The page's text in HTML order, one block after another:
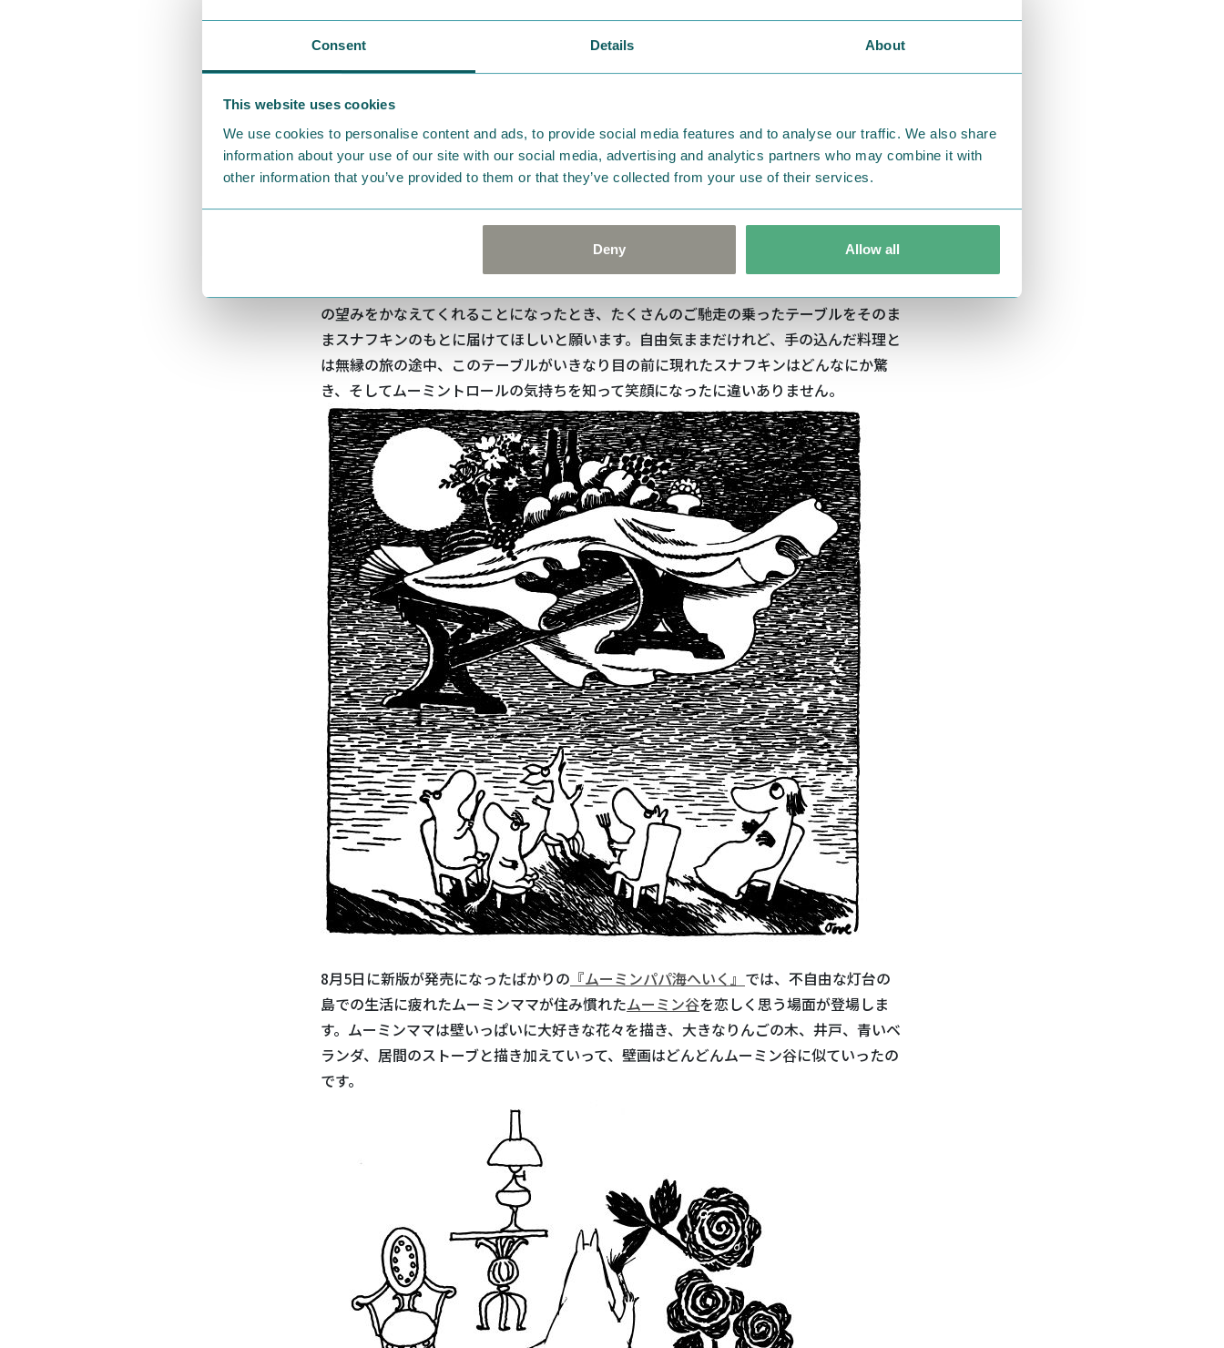
Consent Details About
This website uses cookies
We use cookies to personalise content and ads, to provide social media features and to analyse our traffic. We also share
information about your use of our site with our social media, advertising and analytics partners who may combine it with
other information that you’ve provided to them or that they’ve collected from your use of their services.
Deny Allow all
がしっかりとハグし合っています。ソーシャルディスタンスの真逆をいくポーズですが、
実際に会って抱きしめあうことができなくても、遠く離れていても、心の距離はこの絵の
ようにぎゅっと近づけることができると思うのです。
ムーミンの物語の多くは、離ればなれの者たちが思い合い、やがて喜びの再会／出会いを
果たすまでのお話ともいえます。いくつか例を挙げてご紹介しましょう。
としてご紹介した
の望みをかなえてくれることになったとき、たくさんのご馳走の乗ったテーブルをそのま
まスナフキンのもとに届けてほしいと願います。自由気ままだけれど、手の込んだ料理と
は無縁の旅の途中、このテーブルがいきなり目の前に現れたスナフキンはどんなにか驚
き、そしてムーミントロールの気持ちを知って笑顔になったに違いありません。
8月5日に新版が発売になったばかりの 『ムーミンパパ海へいく』 では、不自由な灯台の
島での生活に疲れたムーミンママが住み慣れたムーミン谷を恋しく思う場面が登場しま
す。ムーミンママは壁いっぱいに大好きな花々を描き、大きなりんごの木、井戸、青いベ
ランダ、居間のストーブと描き加えていって、壁画はどんどんムーミン谷に似ていったの
です。